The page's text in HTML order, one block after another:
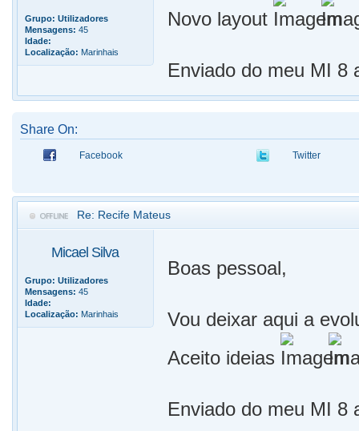
Grupo: Utilizadores
Mensagens: 45
Idade:
Localização: Marinhais
Novo layout
Enviado do meu MI 8
Share On:
Facebook Twitter
Re: Recife Mateus
Micael Silva
Grupo: Utilizadores
Mensagens: 45
Idade:
Localização: Marinhais
Boas pessoal,
Vou deixar aqui a
Aceito ideias
Enviado do meu MI 8